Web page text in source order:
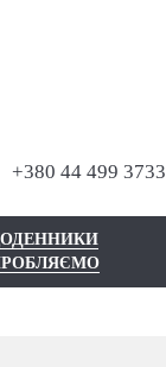
+380 44 499 3733